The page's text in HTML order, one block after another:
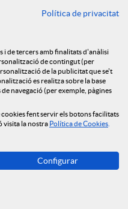
a les ajudes
EU i a
Rehabilita,
el seu
de la
sostenible. En
Política de privacitat
i de tercers amb finalitats d'anàlisi
de contingut (per
de la publicitat que se't
es realitza sobre la base
navegació (per exemple, pàgines
fent servir els botons facilitats
visita la nostra Política de Cookies
Configurar